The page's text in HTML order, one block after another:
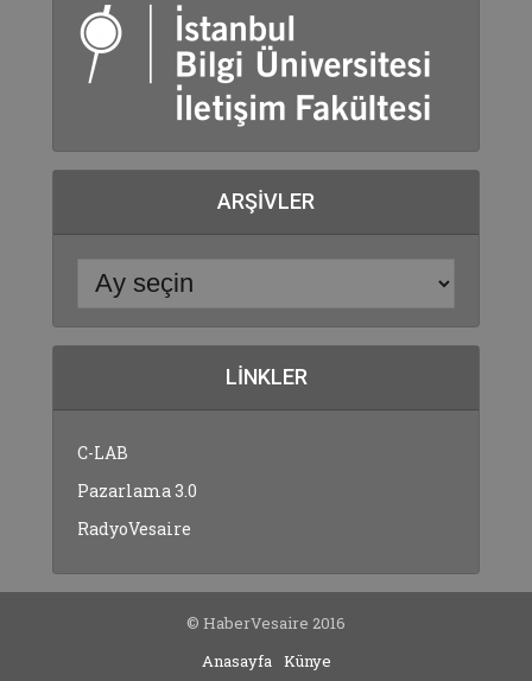
ARŞIVLER
LINKLER
C-LAB
Pazarlama 3.0
RadyoVesaire
© HaberVesaire 2016
Anasayfa Künye